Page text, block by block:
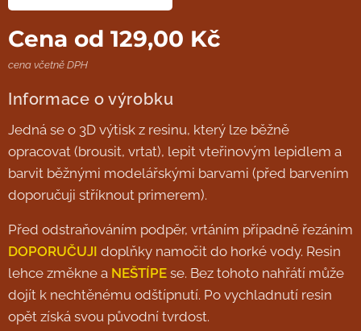
Cena od 129,00 Kč
cena včetně DPH
Informace o výrobku
Jedná se o 3D výtisk z resinu, který lze běžně
opracovat (brousit, vrtat), lepit vteřinovým lepidlem a
barvit běžnými modelářskými barvami (před barvením
doporučuji stříknout primerem).
Před odstraňováním podpěr, vrtáním případně řezáním
DOPORUČUJI doplňky namočit do horké vody. Resin
lehce změkne a NEŠTÍPE se. Bez tohoto nahřátí může
dojít k nechtěnému odštípnutí. Po vychladnutí resin
opět získá svou původní tvrdost.